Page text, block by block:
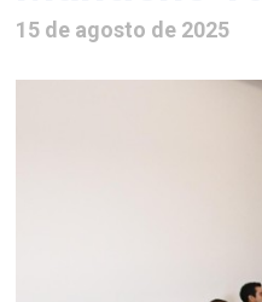
15 de agosto de 2025